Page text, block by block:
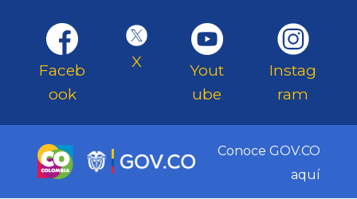
Faceb
ook
X
Yout
ube
Instag
ram
Conoce GOV.CO
aquí